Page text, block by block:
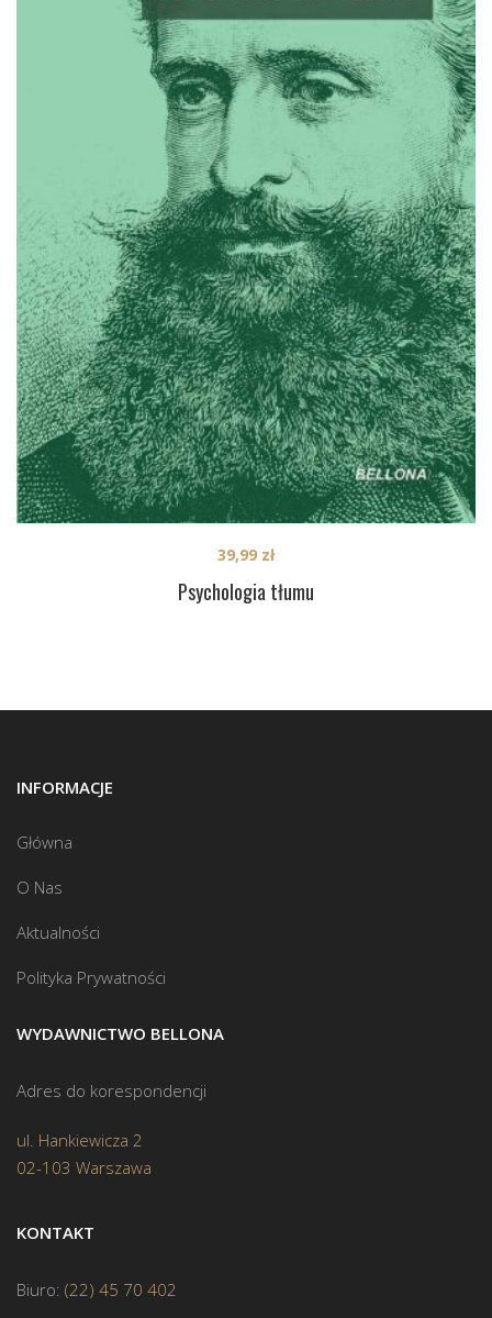
Psychologia tłumu
39,99 zł
INFORMACJE
Główna
O Nas
Aktualności
Polityka Prywatności
WYDAWNICTWO BELLONA
Adres do korespondencji
ul. Hankiewicza 2
02-103 Warszawa
KONTAKT
Biuro: (22) 45 70 402